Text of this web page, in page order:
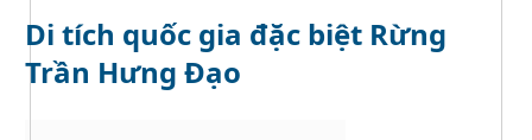
Di tích quốc gia đặc biệt Rừng
Trần Hưng Đạo